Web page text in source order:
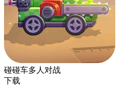
碰碰车多人对战
下载